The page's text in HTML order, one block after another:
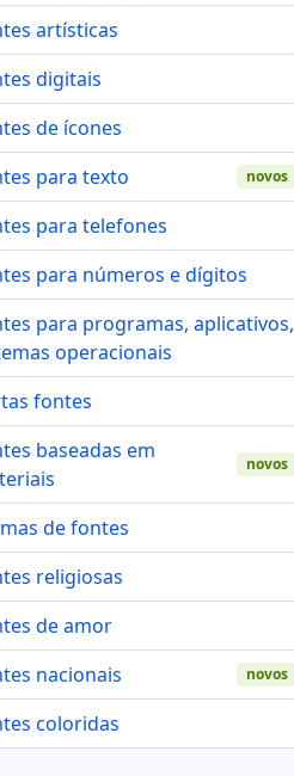
artísticas
digitais
de ícones
para texto
novos
para telefones
para números e dígitos
para programas, aplicativos,
operacionais
fontes
baseadas em
novos
de fontes
religiosas
de amor
nacionais
novos
coloridas